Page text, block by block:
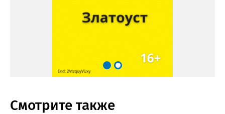
Смотрите также